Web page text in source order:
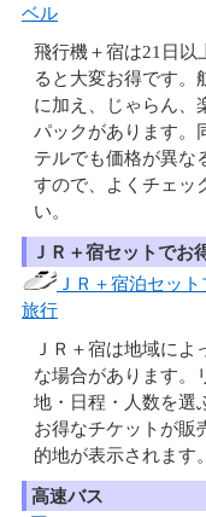
ベル
飛行機＋宿は21日以
ると大変お得です。
に加え、じゃらん、
パックがあります。
テルでも価格が異な
すので、よくチェッ
い。
ＪＲ＋宿セットでお
ＪＲ＋宿泊セッ
旅行
ＪＲ＋宿は地域によ
な場合があります。
地・日程・人数を選
お得なチケットが販
的地が表示されます。
高速バス